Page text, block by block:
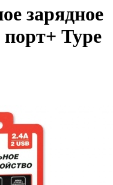
зарядное
порт+ Type